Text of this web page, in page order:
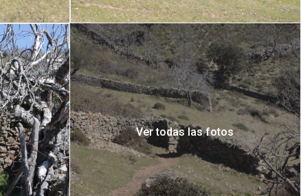
Ver todas las fotos